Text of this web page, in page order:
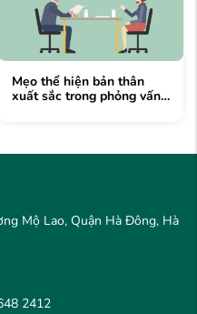
Mẹo thể hiện bản thân
xuất sắc trong phỏng vấn
Mộ Lao, Quận Hà Đông, Hà
2412